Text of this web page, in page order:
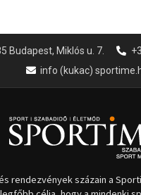
Budapest, Miklós u. 7.
info (kukac)
és rendezvények százain a